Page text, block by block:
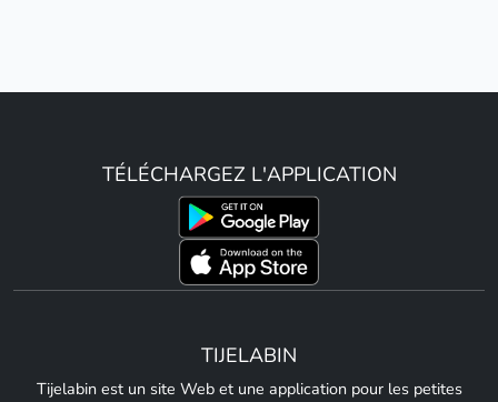
TÉLÉCHARGEZ L'APPLICATION
TIJELABIN
Tijelabin est un site Web et une application pour les petites